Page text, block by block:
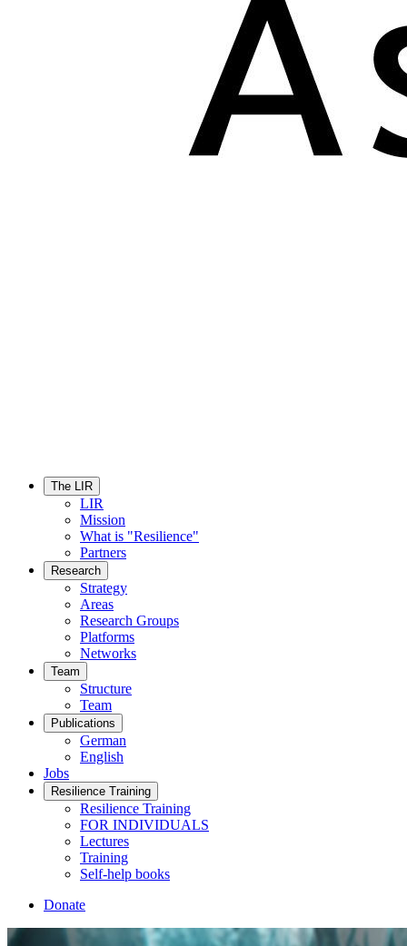
The LIR
LIR
Mission
What is "Resilience"
Partners
Research
Strategy
Areas
Research Groups
Platforms
Networks
Team
Structure
Team
Publications
German
English
Jobs
Resilience Training
Resilience Training
FOR INDIVIDUALS
Lectures
Training
Self-help books
Donate